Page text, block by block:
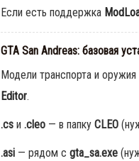
Если есть поддержка
GTA San Andreas: базовая
Модели транспорта и оружия
Editor.
.csи .cleo— в папку CLEO
.asi— рядом с gta_sa.exe